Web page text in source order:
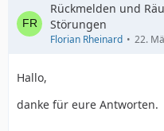
Rückmelden und
Störungen
Florian Rheinard 22.
Hallo,
danke für eure Antworten.